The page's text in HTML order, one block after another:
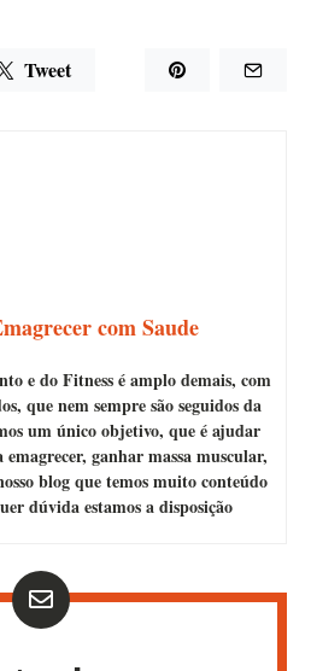
Tweet
com Saude
e do Fitness é amplo demais, com
que nem sempre são seguidos da
um único objetivo, que é ajudar
emagrecer, ganhar massa muscular,
blog que temos muito conteúdo
dúvida estamos a disposição